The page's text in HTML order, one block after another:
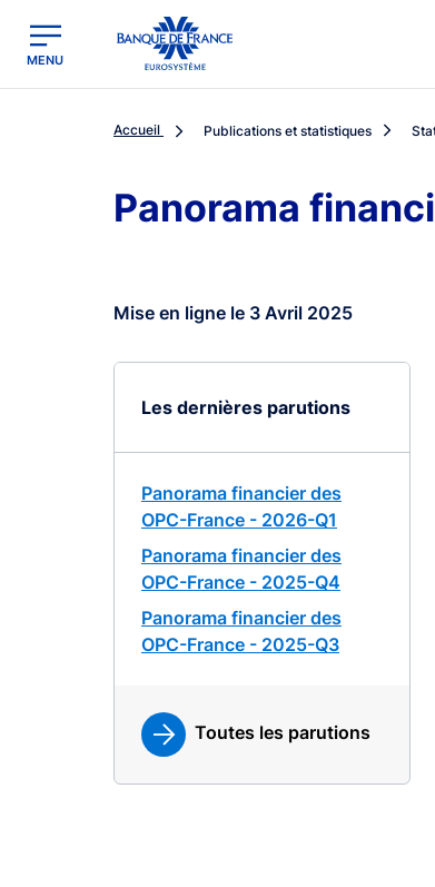
Banque de France - Menu Principal
MENU
Accueil Publications et statistiques
Panorama
Mise en ligne le 3 Avril 2025
Les dernières parutions
Panorama financier des
OPC-France - 2026-Q1
Panorama financier des
OPC-France - 2025-Q4
Panorama financier des
OPC-France - 2025-Q3
Toutes les parutions